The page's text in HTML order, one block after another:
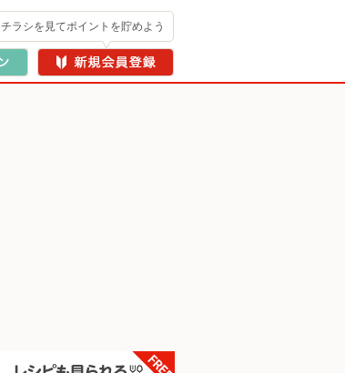
チラシを見てポイントを貯めよう